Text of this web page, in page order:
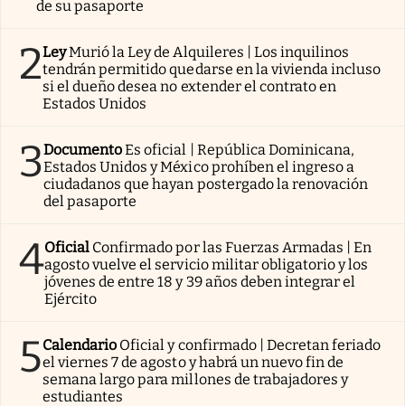
de su pasaporte
2LeyMurió la Ley de Alquileres | Los inquilinos
tendrán permitido quedarse en la vivienda incluso
si el dueño desea no extender el contrato en
Estados Unidos
3DocumentoEs oficial | República Dominicana,
Estados Unidos y México prohíben el ingreso a
ciudadanos que hayan postergado la renovación
del pasaporte
4Oficial Confirmado por las Fuerzas Armadas | En
agosto vuelve el servicio militar obligatorio y los
jóvenes de entre 18 y 39 años deben integrar el
Ejército
5Calendario Oficial y confirmado | Decretan feriado
el viernes 7 de agosto y habrá un nuevo fin de
semana largo para millones de trabajadores y
estudiantes